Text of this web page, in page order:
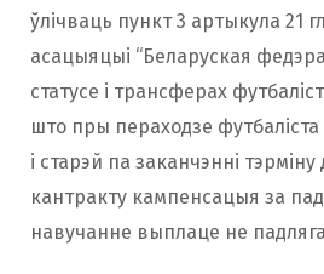
ўлічваць пункт 3 артыкула 21
асацыяцыі “Беларуская
статусе і трансферах
што пры пераходзе футбаліста
і старэй па заканчэнні
кантракту кампенсацыя за
навучанне выплаце не